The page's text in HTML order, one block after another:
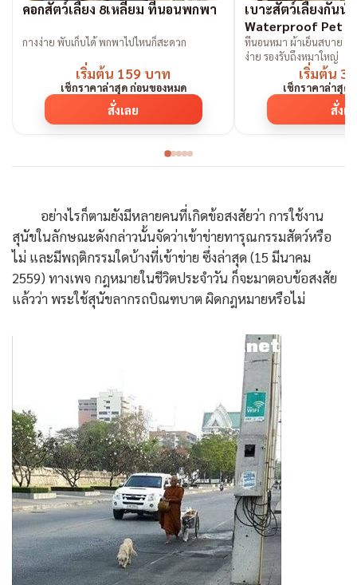
คอกสัตว์เลี้ยง 8เหลี่ยม ที่นอนพกพา
กางง่าย พับเก็บได้ พกพาไปไหนก็สะดวก
เริ่มต้น 159 บาท
เช็กราคาล่าสุด ก่อนของหมด
สั่งเลย
เบาะสัตว์เลี้ยงกันน้
Waterproof Pet
ที่นอนหมา ผ้าเย็นสบาย กั
ง่าย รองรับถึงหมาใหญ่
เริ่มต้น
เช็กราคาล่าสุด
สั่งเ
อย่างไรก็ตามยังมีหลายคนที่เกิดข้อสงสัยว่า การใช้งาน
สุนัขในลักษณะดังกล่าวนั้นจัดว่าเข้าข่ายทารุณกรรมสัตว์หรือ
ไม่ และมีพฤติกรรมใดบ้างที่เข้าข่าย ซึ่งล่าสุด (15 มีนาคม
2559) ทางเพจ กฎหมายในชีวิตประจําวัน ก็จะมาตอบข้อสงสัย
แล้วว่า พระใช้สุนัขลากรถบิณฑบาต ผิดกฎหมายหรือไม่